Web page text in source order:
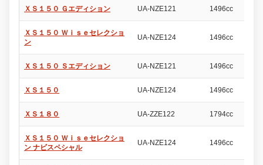
ＸＳ１５０ Ｇエディション UA-NZE121 1496cc
ＸＳ１５０ Ｗｉｓｅセレクショ
ン
UA-NZE124 1496cc
ＸＳ１５０ Ｓエディション UA-NZE121 1496cc
ＸＳ１５０ UA-NZE124 1496cc
ＸＳ１８０ UA-ZZE122 1794cc
ＸＳ１５０ Ｗｉｓｅセレクショ
ン ナビスペシャル
UA-NZE124 1496cc